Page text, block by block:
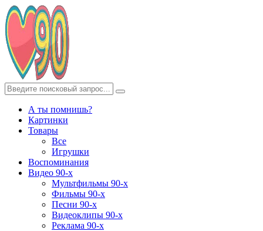
А ты помнишь?
Картинки
Товары
Все
Игрушки
Воспоминания
Видео 90-х
Мультфильмы 90-х
Фильмы 90-х
Песни 90-х
Видеоклипы 90-х
Реклама 90-х